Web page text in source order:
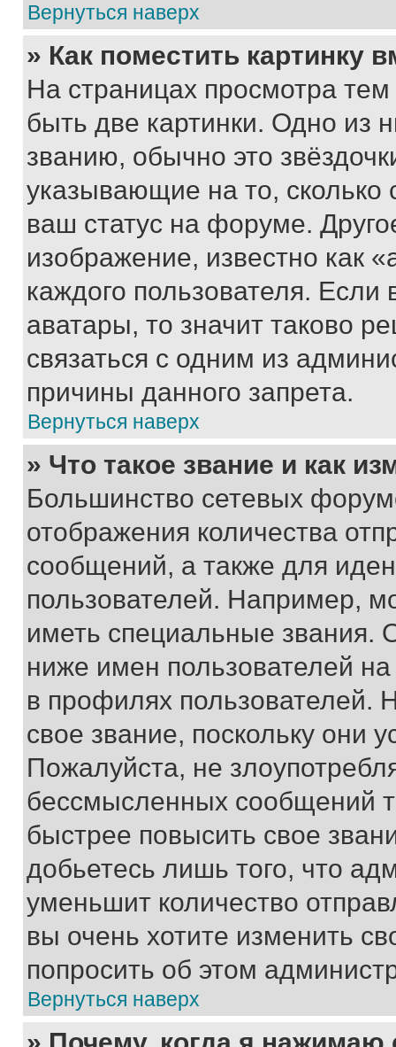
Вернуться наверх
» Как поместить картинку
На страницах просмотра
быть две картинки. Одно из
званию, обычно это
указывающие на то,
ваш статус на форуме.
изображение, известно как
каждого пользователя.
аватары, то значит таково
связаться с одним из
причины данного запрета.
Вернуться наверх
» Что такое звание и как
Большинство сетевых
отображения количества
сообщений, а также для
пользователей. Например,
иметь специальные звания.
ниже имен пользователей
в профилях
свое звание, поскольку они
Пожалуйста, не
бессмысленных сообщений
быстрее повысить свое
добьетесь лишь того, что
уменьшит количество
вы очень хотите изменить
попросить об этом
Вернуться наверх